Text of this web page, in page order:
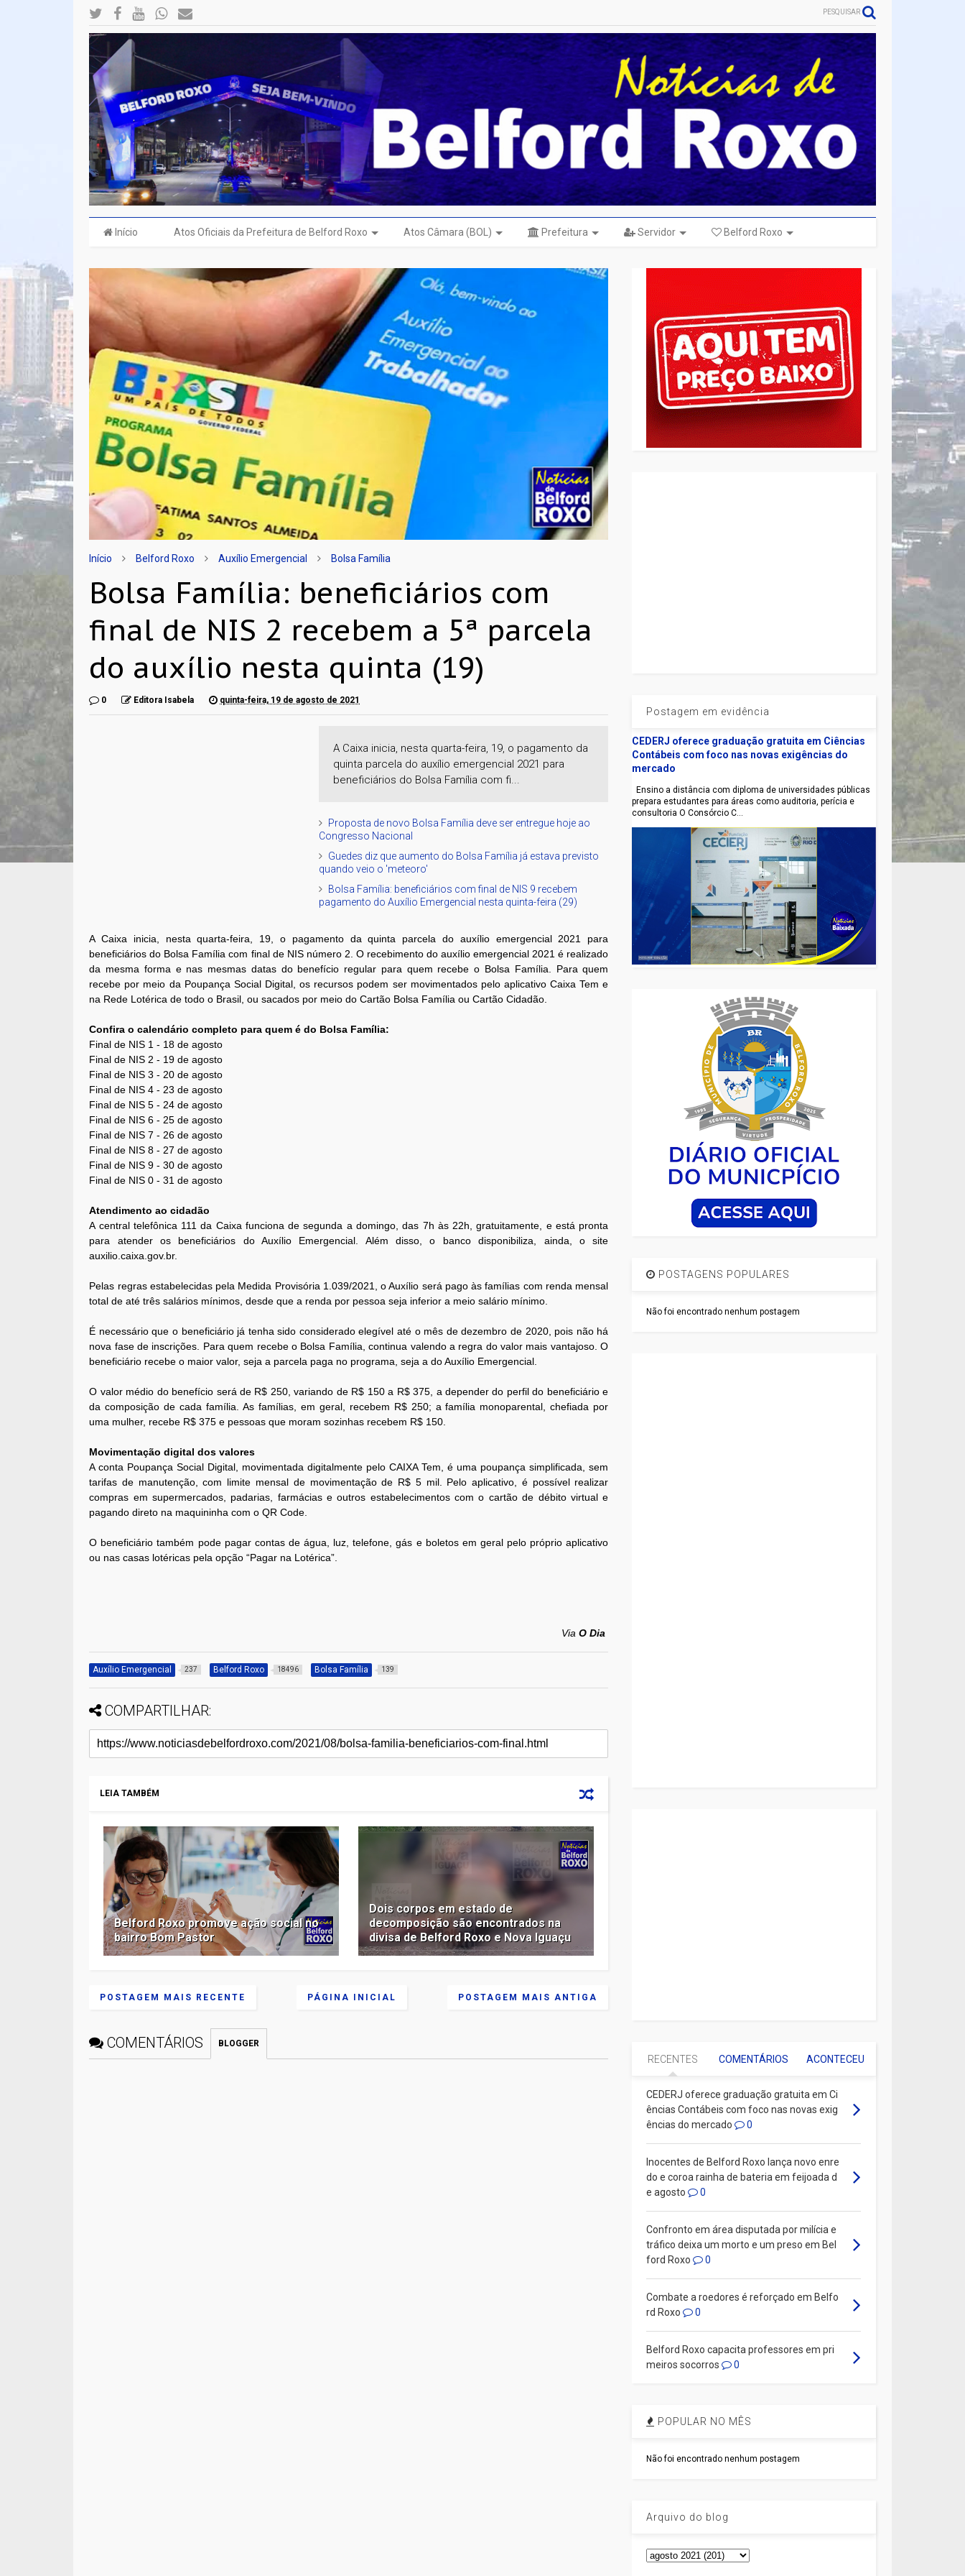
PESQUISAR
Início Atos Oficiais da Prefeitura de Belford Roxo Atos Câmara (BOL) Prefeitura Servidor Belford Roxo
Início Belford Roxo Auxílio Emergencial Bolsa Família
Bolsa Família: beneficiários com
final de NIS 2 recebem a 5ª parcela
do auxílio nesta quinta (19)
0 Editora Isabela quinta-feira, 19 de agosto de 2021
A Caixa inicia, nesta quarta-feira, 19, o pagamento da
quinta parcela do auxílio emergencial 2021 para
beneficiários do Bolsa Família com fi...
Proposta de novo Bolsa Família deve ser entregue hoje ao
Congresso Nacional
Guedes diz que aumento do Bolsa Família já estava previsto
quando veio o 'meteoro'
Bolsa Família: beneficiários com final de NIS 9 recebem
pagamento do Auxílio Emergencial nesta quinta-feira (29)
A Caixa inicia, nesta quarta-feira, 19, o pagamento da quinta parcela do auxílio emergencial 2021 para
beneficiários do Bolsa Família com final de NIS número 2. O recebimento do auxílio emergencial 2021 é realizado
da mesma forma e nas mesmas datas do benefício regular para quem recebe o Bolsa Família. Para quem
recebe por meio da Poupança Social Digital, os recursos podem ser movimentados pelo aplicativo Caixa Tem e
na Rede Lotérica de todo o Brasil, ou sacados por meio do Cartão Bolsa Família ou Cartão Cidadão.
Confira o calendário completo para quem é do Bolsa Família:
Final de NIS 1 - 18 de agosto
Final de NIS 2 - 19 de agosto
Final de NIS 3 - 20 de agosto
Final de NIS 4 - 23 de agosto
Final de NIS 5 - 24 de agosto
Final de NIS 6 - 25 de agosto
Final de NIS 7 - 26 de agosto
Final de NIS 8 - 27 de agosto
Final de NIS 9 - 30 de agosto
Final de NIS 0 - 31 de agosto
Atendimento ao cidadão
A central telefônica 111 da Caixa funciona de segunda a domingo, das 7h às 22h, gratuitamente, e está pronta
para atender os beneficiários do Auxílio Emergencial. Além disso, o banco disponibiliza, ainda, o site
auxilio.caixa.gov.br.
Pelas regras estabelecidas pela Medida Provisória 1.039/2021, o Auxílio será pago às famílias com renda mensal
total de até três salários mínimos, desde que a renda por pessoa seja inferior a meio salário mínimo.
É necessário que o beneficiário já tenha sido considerado elegível até o mês de dezembro de 2020, pois não há
nova fase de inscrições. Para quem recebe o Bolsa Família, continua valendo a regra do valor mais vantajoso. O
beneficiário recebe o maior valor, seja a parcela paga no programa, seja a do Auxílio Emergencial.
O valor médio do benefício será de R$ 250, variando de R$ 150 a R$ 375, a depender do perfil do beneficiário e
da composição de cada família. As famílias, em geral, recebem R$ 250; a família monoparental, chefiada por
uma mulher, recebe R$ 375 e pessoas que moram sozinhas recebem R$ 150.
Movimentação digital dos valores
A conta Poupança Social Digital, movimentada digitalmente pelo CAIXA Tem, é uma poupança simplificada, sem
tarifas de manutenção, com limite mensal de movimentação de R$ 5 mil. Pelo aplicativo, é possível realizar
compras em supermercados, padarias, farmácias e outros estabelecimentos com o cartão de débito virtual e
pagando direto na maquininha com o QR Code.
O beneficiário também pode pagar contas de água, luz, telefone, gás e boletos em geral pelo próprio aplicativo
ou nas casas lotéricas pela opção “Pagar na Lotérica”.
ViaO Dia
Auxílio Emergencial 237 Belford Roxo 18496 Bolsa Família 139
COMPARTILHAR:
LEIA TAMBÉM
Belford Roxo promove ação social no
bairro Bom Pastor
Dois corpos em estado de
decomposição são encontrados na
divisa de Belford Roxo e Nova Iguaçu
POSTAGEM MAIS RECENTE POSTAGEM MAIS ANTIGA
PÁGINA INICIAL
COMENTÁRIOS BLOGGER
Postagem em evidência
CEDERJ oferece graduação gratuita em Ciências
Contábeis com foco nas novas exigências do
mercado
Ensino a distância com diploma de universidades públicas
prepara estudantes para áreas como auditoria, perícia e
consultoria O Consórcio C...
POSTAGENS POPULARES
Não foi encontrado nenhum postagem
RECENTES COMENTÁRIOS ACONTECEU
CEDERJ oferece graduação gratuita em Ci
ências Contábeis com foco nas novas exig
ências do mercado
0
Inocentes de Belford Roxo lança novo enre
do e coroa rainha de bateria em feijoada d
e agosto
0
Confronto em área disputada por milícia e
tráfico deixa um morto e um preso em Bel
ford Roxo
0
Combate a roedores é reforçado em Belfo
rd Roxo
0
Belford Roxo capacita professores em pri
meiros socorros
0
POPULAR NO MÊS
Não foi encontrado nenhum postagem
Arquivo do blog